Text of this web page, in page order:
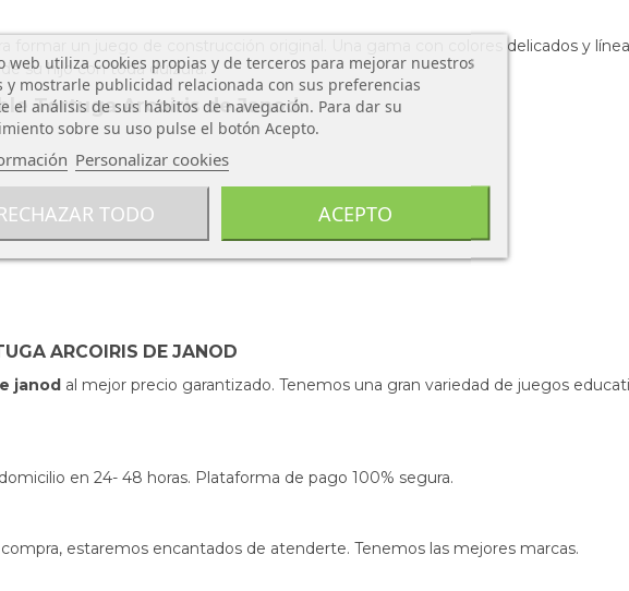
formar un juego de construcción original. Una gama con colores delicados y
su hijo con toda dulzura.
Tortuga Arcoiris de Janod:
ARCOIRIS DE JANOD
janod al mejor precio garantizado. Tenemos una gran variedad de juegos
en 24- 48 horas. Plataforma de pago 100% segura.
estaremos encantados de atenderte. Tenemos las mejores marcas.
web utiliza cookies propias y de terceros para mejorar nuestros
y mostrarle publicidad relacionada con sus preferencias
el análisis de sus hábitos de navegación. Para dar su
sobre su uso pulse el botón Acepto.
Personalizar cookies
TODO ACEPTO